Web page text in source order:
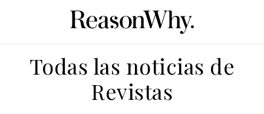
Todas las noticias de
Revistas